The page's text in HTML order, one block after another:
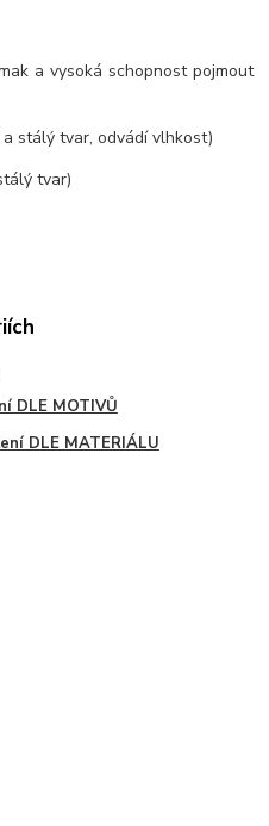
a vysoká schopnost pojmout
stálý tvar, odvádí vlhkost)
tvar)
DLE MOTIVŮ
DLE MATERIÁLU